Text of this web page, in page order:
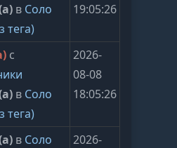
в Соло
тега)
19:05:26
с
в Соло
тега)
2026-
08-08
18:05:26
в Соло
2026-